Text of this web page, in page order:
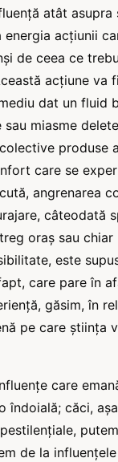
atât
acțiunii
de ceea ce
acțiune va
dat un fluid
miasme
produse
care se
angrenarea
câteodată
oraș sau
este
care pare în
găsim, în
pe care știința
care
îndoială; căci,
de la